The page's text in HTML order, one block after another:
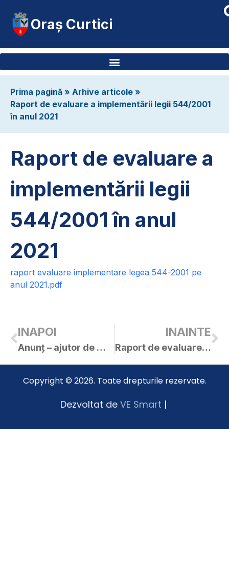
Oraș Curtici
Prima pagină » Arhive articole »
Raport de evaluare a implementării legii 544/2001
în anul 2021
Raport de evaluare a
implementării legii
544/2001 în anul
2021
raport evaluare implementare legea 544-2001 pe
anul 2021.pdf
INAPOI
Anunț – ajutor de minimis pentru aplicarea programului de susținere a producției de usturoi, anul 2022
INAINTE
Raport de evaluare a implementării legii 52/2003 în anul 2021
Copyright © 2026. Toate drepturile rezervate.
Dezvoltat de VE Smart |